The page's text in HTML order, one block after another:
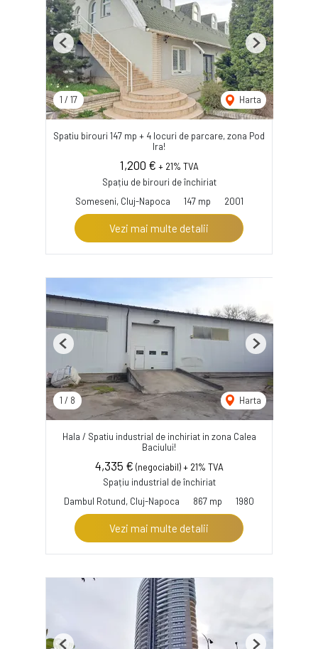
1 / 17 Harta
Previous Next
Spatiu birouri 147 mp + 4 locuri de parcare, zona Pod
Ira!
1,200 € + 21% TVA
Spațiu de birouri de închiriat
Someseni, Cluj-Napoca
147 mp 2001
Vezi mai multe detalii
1 / 8 Harta
Previous Next
Hala / Spatiu industrial de inchiriat in zona Calea
Baciului!
4,335 € (negociabil) + 21% TVA
Spațiu industrial de închiriat
Dambul Rotund, Cluj-Napoca
867 mp 1980
Vezi mai multe detalii